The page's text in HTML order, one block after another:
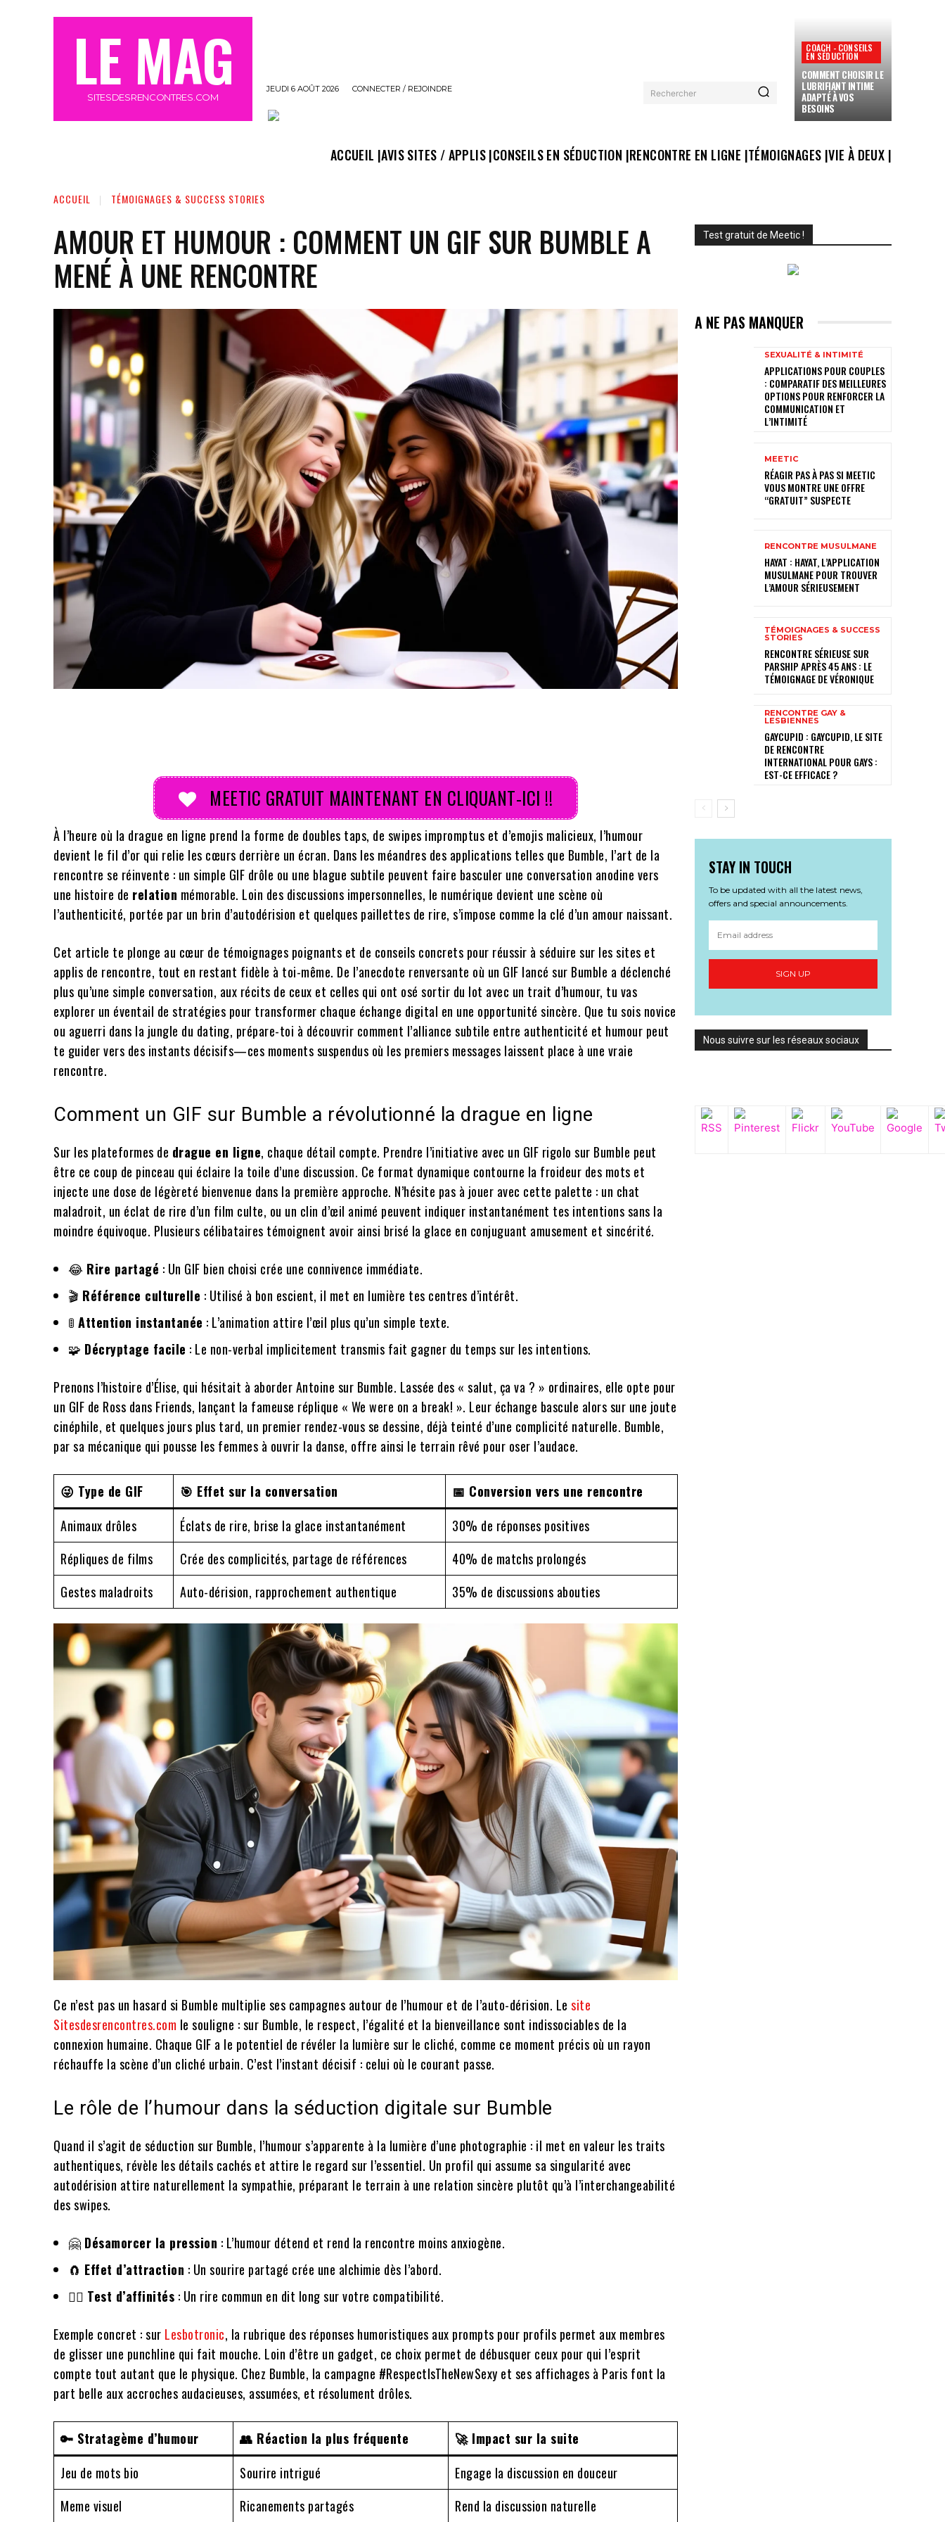
LE MAG
SITESDESRENCONTRES.COM
JEUDI 6 AOÛT 2026 CONNECTER / REJOINDRE Rechercher
COACH - CONSEILS
EN SÉDUCTION
COMMENT CHOISIR LE
LUBRIFIANT INTIME
ADAPTÉ À VOS
BESOINS
ACCUEIL |AVIS SITES / APPLIS |CONSEILS EN SÉDUCTION |RENCONTRE EN LIGNE |TÉMOIGNAGES |VIE À DEUX |
ACCUEIL TÉMOIGNAGES & SUCCESS STORIES
AMOUR ET HUMOUR : COMMENT UN GIF SUR BUMBLE A
MENÉ À UNE RENCONTRE
MEETIC GRATUIT MAINTENANT EN CLIQUANT-ICI !!
À l’heure où la drague en ligne prend la forme de doubles taps, de swipes impromptus et d’emojis malicieux, l’humour
devient le fil d’or qui relie les cœurs derrière un écran. Dans les méandres des applications telles que Bumble, l’art de la
rencontre se réinvente : un simple GIF drôle ou une blague subtile peuvent faire basculer une conversation anodine vers
une histoire de relation mémorable. Loin des discussions impersonnelles, le numérique devient une scène où
l’authenticité, portée par un brin d’autodérision et quelques paillettes de rire, s’impose comme la clé d’un amour naissant.
Cet article te plonge au cœur de témoignages poignants et de conseils concrets pour réussir à séduire sur les sites et
applis de rencontre, tout en restant fidèle à toi-même. De l’anecdote renversante où un GIF lancé sur Bumble a déclenché
plus qu’une simple conversation, aux récits de ceux et celles qui ont osé sortir du lot avec un trait d’humour, tu vas
explorer un éventail de stratégies pour transformer chaque échange digital en une opportunité sincère. Que tu sois novice
ou aguerri dans la jungle du dating, prépare-toi à découvrir comment l’alliance subtile entre authenticité et humour peut
te guider vers des instants décisifs—ces moments suspendus où les premiers messages laissent place à une vraie
rencontre.
Comment un GIF sur Bumble a révolutionné la drague en ligne
Sur les plateformes de drague en ligne, chaque détail compte. Prendre l’initiative avec un GIF rigolo sur Bumble peut
être ce coup de pinceau qui éclaire la toile d’une discussion. Ce format dynamique contourne la froideur des mots et
injecte une dose de légèreté bienvenue dans la première approche. N’hésite pas à jouer avec cette palette : un chat
maladroit, un éclat de rire d’un film culte, ou un clin d’œil animé peuvent indiquer instantanément tes intentions sans la
moindre équivoque. Plusieurs célibataires témoignent avoir ainsi brisé la glace en conjuguant amusement et sincérité.
😂 Rire partagé : Un GIF bien choisi crée une connivence immédiate.
🎬 Référence culturelle : Utilisé à bon escient, il met en lumière tes centres d’intérêt.
🚦 Attention instantanée : L’animation attire l’œil plus qu’un simple texte.
🧩 Décryptage facile : Le non-verbal implicitement transmis fait gagner du temps sur les intentions.
Prenons l’histoire d’Élise, qui hésitait à aborder Antoine sur Bumble. Lassée des « salut, ça va ? » ordinaires, elle opte pour
un GIF de Ross dans Friends, lançant la fameuse réplique « We were on a break! ». Leur échange bascule alors sur une joute
cinéphile, et quelques jours plus tard, un premier rendez-vous se dessine, déjà teinté d’une complicité naturelle. Bumble,
par sa mécanique qui pousse les femmes à ouvrir la danse, offre ainsi le terrain rêvé pour oser l’audace.
😜 Type de GIF 🎯 Effet sur la conversation
📅 Conversion vers une rencontre
Animaux drôles
Éclats de rire, brise la glace instantanément
30% de réponses positives
Répliques de films
Crée des complicités, partage de références
40% de matchs prolongés
Gestes maladroits
Auto-dérision, rapprochement authentique 35% de discussions abouties
Ce n’est pas un hasard si Bumble multiplie ses campagnes autour de l’humour et de l’auto-dérision. Le site
Sitesdesrencontres.com le souligne : sur Bumble, le respect, l’égalité et la bienveillance sont indissociables de la
connexion humaine. Chaque GIF a le potentiel de révéler la lumière sur le cliché, comme ce moment précis où un rayon
réchauffe la scène d’un cliché urbain. C’est l’instant décisif : celui où le courant passe.
Le rôle de l’humour dans la séduction digitale sur Bumble
Quand il s’agit de séduction sur Bumble, l’humour s’apparente à la lumière d’une photographie : il met en valeur les traits
authentiques, révèle les détails cachés et attire le regard sur l’essentiel. Un profil qui assume sa singularité avec
autodérision attire naturellement la sympathie, préparant le terrain à une relation sincère plutôt qu’à l’interchangeabilité
des swipes.
🤗 Désamorcer la pression : L’humour détend et rend la rencontre moins anxiogène.
🧲 Effet d’attraction : Un sourire partagé crée une alchimie dès l’abord.
🕵️‍♂️ Test d’affinités : Un rire commun en dit long sur votre compatibilité.
Exemple concret : sur Lesbotronic, la rubrique des réponses humoristiques aux prompts pour profils permet aux membres
de glisser une punchline qui fait mouche. Loin d’être un gadget, ce choix permet de débusquer ceux pour qui l’esprit
compte tout autant que le physique. Chez Bumble, la campagne #RespectIsTheNewSexy et ses affichages à Paris font la
part belle aux accroches audacieuses, assumées, et résolument drôles.
🔑 Stratagème d’humour 👥 Réaction la plus fréquente
🚀 Impact sur la suite
Jeu de mots bio
Sourire intrigué
Engage la discussion en douceur
Meme visuel
Ricanements partagés Rend la discussion naturelle
Test gratuit de Meetic !
A NE PAS MANQUER
SEXUALITÉ & INTIMITÉ
APPLICATIONS POUR COUPLES
: COMPARATIF DES MEILLEURES
OPTIONS POUR RENFORCER LA
COMMUNICATION ET
L’INTIMITÉ
MEETIC
RÉAGIR PAS À PAS SI MEETIC
VOUS MONTRE UNE OFFRE
“GRATUIT” SUSPECTE
RENCONTRE MUSULMANE
HAYAT : HAYAT, L’APPLICATION
MUSULMANE POUR TROUVER
L’AMOUR SÉRIEUSEMENT
TÉMOIGNAGES & SUCCESS
STORIES
RENCONTRE SÉRIEUSE SUR
PARSHIP APRÈS 45 ANS : LE
TÉMOIGNAGE DE VÉRONIQUE
RENCONTRE GAY &
LESBIENNES
GAYCUPID : GAYCUPID, LE SITE
DE RENCONTRE
INTERNATIONAL POUR GAYS :
EST-CE EFFICACE ?
STAY IN TOUCH
To be updated with all the latest news,
offers and special announcements.
SIGN UP
Nous suivre sur les réseaux sociaux